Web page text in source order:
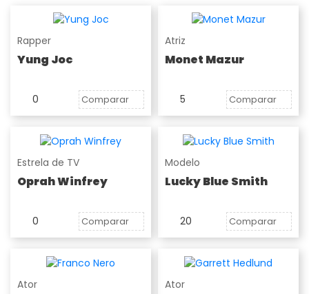
Rapper
Yung Joc
0 Comparar
Atriz
Monet Mazur
5 Comparar
Estrela de TV
Oprah Winfrey
0 Comparar
Modelo
Lucky Blue Smith
20 Comparar
Ator Ator